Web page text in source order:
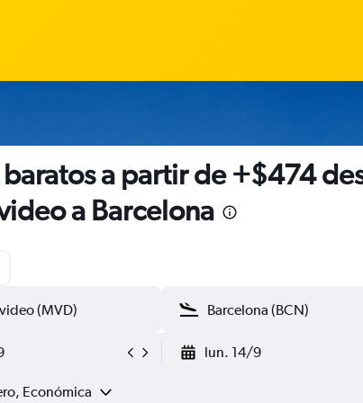
a partir de +$474
a Barcelona
lun. 14/9
Económica